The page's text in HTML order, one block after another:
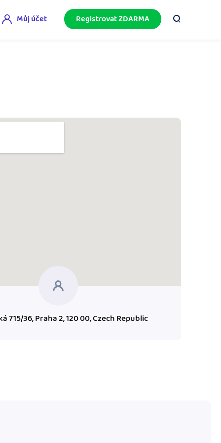
se komunity na fakturaci, daně či
Můj účet Registrovat ZDARMA
715/36, Praha 2, 120 00, Czech Republic